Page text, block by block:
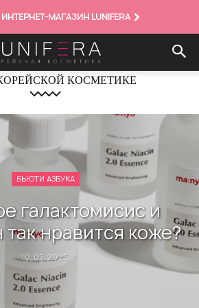
МАГАЗИН LUNIFERA
КОСМЕТИКЕ
БЬЮТИ АЗБУКА
галактомисис и
нравится коже?
10.07.2025